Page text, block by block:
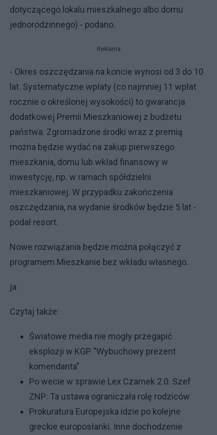
dotyczącego lokalu mieszkalnego albo domu
jednorodzinnego) - podano.
Reklama
- Okres oszczędzania na koncie wynosi od 3 do 10
lat. Systematyczne wpłaty (co najmniej 11 wpłat
rocznie o określonej wysokości) to gwarancja
dodatkowej Premii Mieszkaniowej z budżetu
państwa. Zgromadzone środki wraz z premią
można będzie wydać na zakup pierwszego
mieszkania, domu lub wkład finansowy w
inwestycję, np. w ramach spółdzielni
mieszkaniowej. W przypadku zakończenia
oszczędzania, na wydanie środków będzie 5 lat -
podał resort.
Nowe rozwiązania będzie można połączyć z
programem Mieszkanie bez wkładu własnego.
ja
Czytaj także:
Światowe media nie mogły przegapić
eksplozji w KGP. "Wybuchowy prezent
komendanta"
Po wecie w sprawie Lex Czarnek 2.0. Szef
ZNP: Ta ustawa ograniczała rolę rodziców
Prokuratura Europejska idzie po kolejne
greckie europosłanki. Inne dochodzenie